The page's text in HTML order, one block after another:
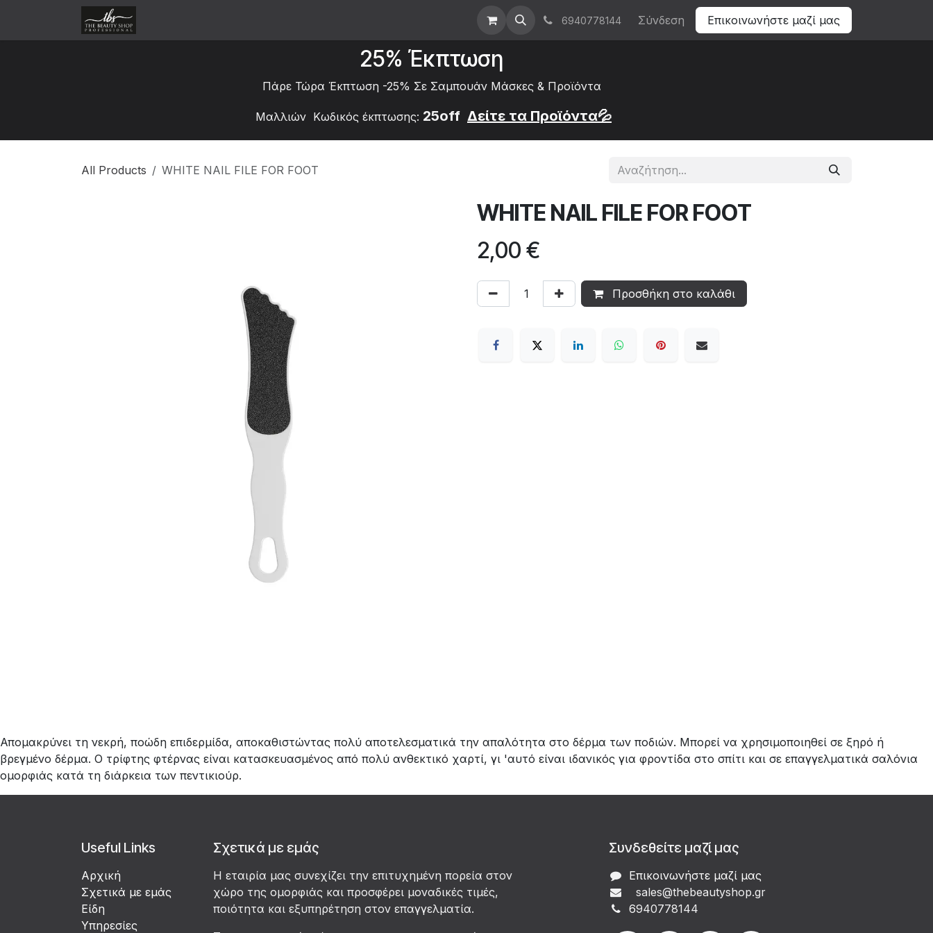
Επικοινωνήστε μαζί μας 6940778144 Σύνδεση Επικοινωνήστε μαζί μας
25% Έκπτωση
Πάρε Τώρα Έκπτωση -25% Σε Σαμπουάν Μάσκες & Προϊόντα
Μαλλιών Κωδικός έκπτωσης: 25off Δείτε τα Προϊόντα💦
All Products WHITE NAIL FILE FOR FOOT
WHITE NAIL FILE FOR FOOT
2,00 €
Προσθήκη στο καλάθι
Απομακρύνει τη νεκρή, ποώδη επιδερμίδα, αποκαθιστώντας πολύ αποτελεσματικά την απαλότητα στο δέρμα των ποδιών. Μπορεί να χρησιμοποιηθεί σε ξηρό ή
βρεγμένο δέρμα. Ο τρίφτης φτέρνας είναι κατασκευασμένος από πολύ ανθεκτικό χαρτί, γι 'αυτό είναι ιδανικός για φροντίδα στο σπίτι και σε επαγγελματικά σαλόνια
ομορφιάς κατά τη διάρκεια των πεντικιούρ.
Useful Links
Αρχική
Σχετικά με εμάς
Είδη
Υπηρεσίες
Σχετικά με εμάς
Η εταιρία μας συνεχίζει την επιτυχημένη πορεία στον
χώρο της ομορφιάς και προσφέρει μοναδικές τιμές,
ποιότητα και εξυπηρέτηση στον επαγγελματία.
Συνδεθείτε μαζί μας
Επικοινωνήστε μαζί μας
sales@thebeautyshop.gr
6940778144